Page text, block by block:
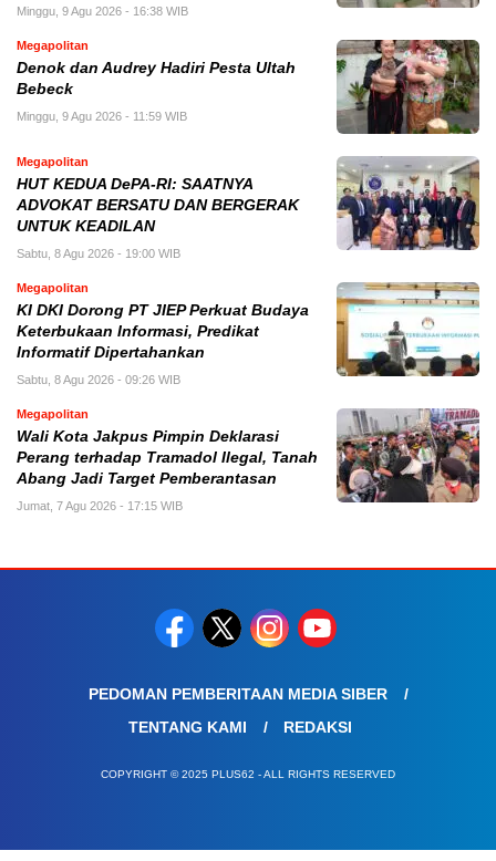
Minggu, 9 Agu 2026 - 16:38 WIB
Megapolitan
Denok dan Audrey Hadiri Pesta Ultah
Bebeck
Minggu, 9 Agu 2026 - 11:59 WIB
Megapolitan
HUT KEDUA DePA-RI: SAATNYA
ADVOKAT BERSATU DAN BERGERAK
UNTUK KEADILAN
Sabtu, 8 Agu 2026 - 19:00 WIB
Megapolitan
KI DKI Dorong PT JIEP Perkuat Budaya
Keterbukaan Informasi, Predikat
Informatif Dipertahankan
Sabtu, 8 Agu 2026 - 09:26 WIB
Megapolitan
Wali Kota Jakpus Pimpin Deklarasi
Perang terhadap Tramadol Ilegal, Tanah
Abang Jadi Target Pemberantasan
Jumat, 7 Agu 2026 - 17:15 WIB
PEDOMAN PEMBERITAAN MEDIA SIBER
TENTANG KAMI
REDAKSI
COPYRIGHT © 2025 PLUS62 - ALL RIGHTS RESERVED